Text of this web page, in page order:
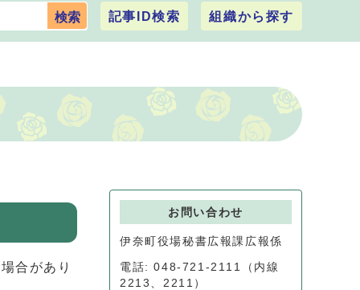
検索 記事ID検索 組織から探す
合があり
お問い合わせ
伊奈町役場秘書広報課広報係
電話: 048-721-2111（内線
2213、2211）